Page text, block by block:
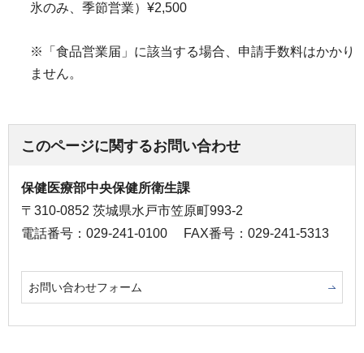
氷のみ、季節営業）¥2,500
※「食品営業届」に該当する場合、申請手数料はかかり
ません。
このページに関するお問い合わせ
保健医療部中央保健所衛生課
〒310-0852 茨城県水戸市笠原町993-2
電話番号：029-241-0100
FAX番号：029-241-5313
お問い合わせフォーム